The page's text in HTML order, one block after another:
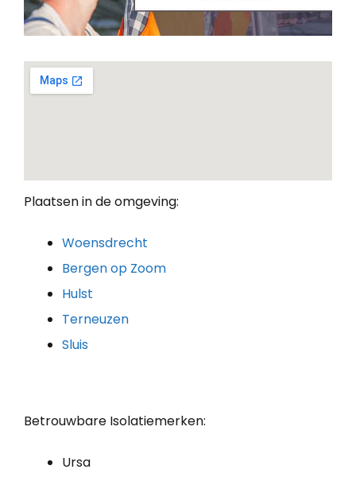
Plaatsen in de omgeving:
Woensdrecht
Bergen op Zoom
Hulst
Terneuzen
Sluis
Betrouwbare Isolatiemerken:
Ursa